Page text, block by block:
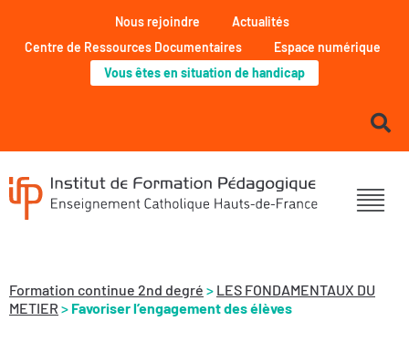
Nous rejoindre
Actualités
Centre de Ressources Documentaires
Espace numérique
Vous êtes en situation de handicap
Formation continue 2nd degré > LES FONDAMENTAUX DU
METIER > Favoriser l’engagement des élèves